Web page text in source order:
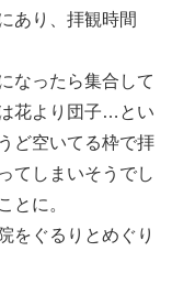
あり、拝観時間
なったら集合して
花より団子…とい
ど空いてる枠で拝
てしまいそうでし
とに。
をぐるりとめぐり